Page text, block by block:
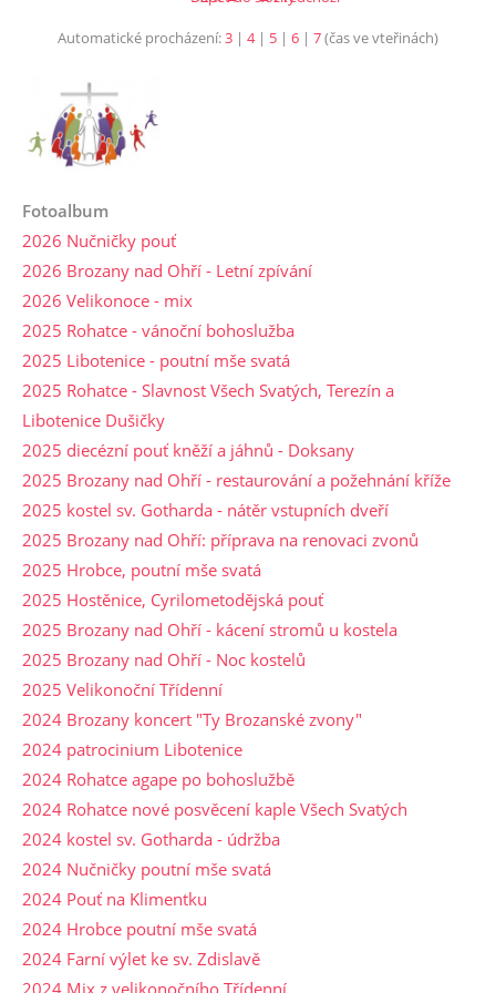
Automatické procházení:3 | 4| 5 | 6 | 7(čas ve vteřinách)
Fotoalbum
2026 Nučničky pouť
2026 Brozany nad Ohří - Letní zpívání
2026 Velikonoce - mix
2025 Rohatce - vánoční bohoslužba
2025 Libotenice - poutní mše svatá
2025 Rohatce - Slavnost Všech Svatých, Terezín a
Libotenice Dušičky
2025 diecézní pouť kněží a jáhnů - Doksany
2025 Brozany nad Ohří - restaurování a požehnání kříže
2025 kostel sv. Gotharda - nátěr vstupních dveří
2025 Brozany nad Ohří: příprava na renovaci zvonů
2025 Hrobce, poutní mše svatá
2025 Hostěnice, Cyrilometodějská pouť
2025 Brozany nad Ohří - kácení stromů u kostela
2025 Brozany nad Ohří - Noc kostelů
2025 Velikonoční Třídenní
2024 Brozany koncert "Ty Brozanské zvony"
2024 patrocinium Libotenice
2024 Rohatce agape po bohoslužbě
2024 Rohatce nové posvěcení kaple Všech Svatých
2024 kostel sv. Gotharda - údržba
2024 Nučničky poutní mše svatá
2024 Pouť na Klimentku
2024 Hrobce poutní mše svatá
2024 Farní výlet ke sv. Zdislavě
2024 Mix z velikonočního Třídenní